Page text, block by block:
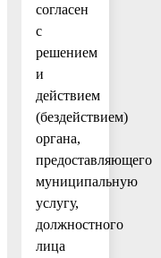
согласен
с
решением
и
действием
(бездействием)
органа,
предоставляющего
муниципальную
услугу,
должностного
лица